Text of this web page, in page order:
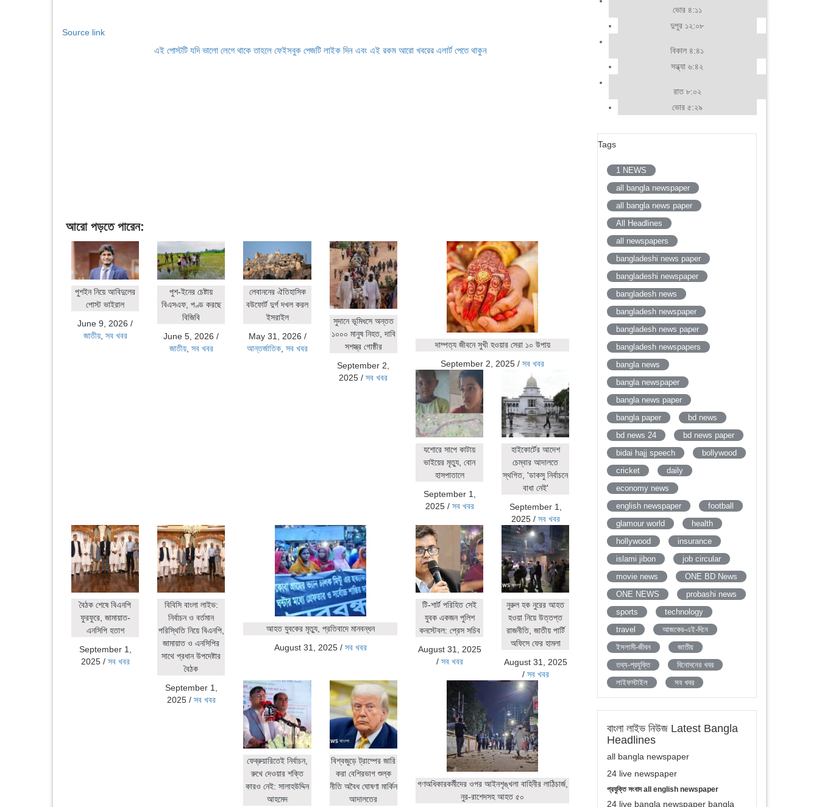
Source link
এই পোস্টটি যদি ভালো লেগে থাকে তাহলে ফেইসবুক পেজটি লাইক দিন এবং এই রকম আরো খবরের এলার্ট পেতে থাকুন
আরো পড়তে পারেন:
পুশইন নিয়ে আবিদুলের
পোস্ট ভাইরাল
June 9, 2026 /
জাতীয়, সব খবর
পুশ-ইনের চেষ্টায়
বিএসএফ, পণ্ড করছে
বিজিবি
June 5, 2026 /
জাতীয়, সব খবর
লেবাননের ঐতিহাসিক
বউফোর্ট দুর্গ দখল করল
ইসরাইল
May 31, 2026 /
আন্তর্জাতিক ,সব খবর
সুদানে ভূমিধসে অন্তত
১০০০ মানুষ নিহত, দাবি
সশস্ত্র গোষ্ঠীর
September 2,
2025 /সব খবর
দাম্পত্য জীবনে সুখী হওয়ার সেরা ১০ উপায়
September 2, 2025 /সব খবর
যশোরে সাপে কাটায়
ভাইয়ের মৃত্যু, বোন
হাসপাতালে
September 1,
2025/ সব খবর
হাইকোর্টের আদেশ
চেম্বার আদালতে
স্থগিত, 'ডাকসু নির্বাচনে
বাধা নেই'
September 1,
2025/ সব খবর
বৈঠক শেষে বিএনপি
ফুরফুরে, জামায়াত-
এনসিপি হতাশ
September 1,
2025/ সব খবর
বিবিসি বাংলা লাইভ:
নির্বাচন ও বর্তমান
পরিস্থিতি নিয়ে বিএনপি,
জামায়াত ও এনসিপির
সাথে প্রধান উপদেষ্টার
বৈঠক
September 1,
2025/ সব খবর
আহত যুবকের মৃত্যু, প্রতিবাদে মানবন্ধন
August 31, 2025/ সব খবর
টি-শার্ট পরিহিত সেই
যুবক একজন পুলিশ
কনস্টেবল: প্রেস সচিব
August 31, 2025
/ সব খবর
নুরুল হক নুরের আহত
হওয়া নিয়ে উত্তপ্ত
রাজনীতি, জাতীয় পার্টি
অফিসে ফের হামলা
August 31, 2025
/ সব খবর
ফেব্রুয়ারিতেই নির্বাচন,
রুখে দেওয়ার শক্তি
কারও নেই: সালাহউদ্দিন
আহমেদ
বিশ্বজুড়ে ট্রাম্পের জারি
করা বেশিরভাগ শুল্ক
নীতি অবৈধ ঘোষণা মার্কিন
আদালতের
গণঅধিকারকর্মীদের ওপর আইনশৃঙ্খলা বাহিনীর লাঠিচার্জ,
নুর-রাশেদসহ আহত ৫০
ভোর ৪:১১
দুপুর ১২:০৮
বিকাল ৪:৪১
সন্ধ্যা ৬:৪২
রাত ৮:০২
ভোর ৫:২৯
Tags
1 NEWS
all bangla newspaper
all bangla news paper
All Headlines
all newspapers
bangladeshi news paper
bangladeshi newspaper
bangladesh news
bangladesh newspaper
bangladesh news paper
bangladesh newspapers
bangla news
bangla newspaper
bangla news paper
bangla paper
bd news
bd news 24
bd news paper
bidai hajj speech
bollywood
cricket
daily
economy news
english newspaper
football
glamour world
health
hollywood
insurance
islami jibon
job circular
movie news
ONE BD News
ONE NEWS
probashi news
sports
technology
travel
আজকের-এই-দিনে
ইসলামী-জীবন
জাতীয়
তথ্য-প্রযুক্তি
বিনোদনের খবর
লাইফস্টাইল
সব খবর
বাংলা লাইভ নিউজ Latest Bangla
Headlines
all bangla newspaper
24 live newspaper
প্রযুক্তি সংবাদ all english newspaper
24 live bangla newspaper bangla